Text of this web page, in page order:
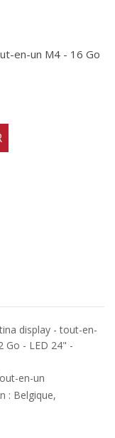
en-un M4 - 16 Go
display - tout-en-
Go - LED 24" -
en-un
: Belgique,